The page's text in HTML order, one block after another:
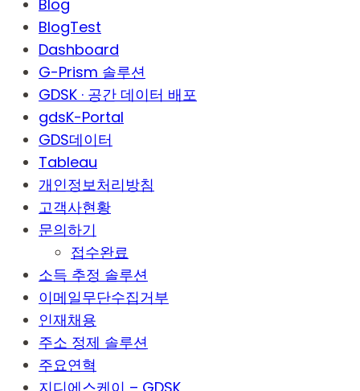
Blog
BlogTest
Dashboard
G-Prism 솔루션
GDSK · 공간 데이터 배포
gdsK-Portal
GDS데이터
Tableau
개인정보처리방침
고객사현황
문의하기
접수완료
소득 추정 솔루션
이메일무단수집거부
인재채용
주소 정제 솔루션
주요연혁